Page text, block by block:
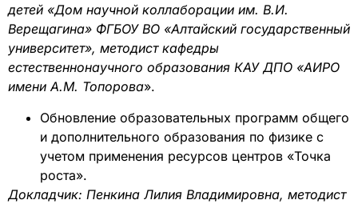
детей «Дом научной коллаборации им. В.И.
Верещагина» ФГБОУ ВО «Алтайский государственный
университет», методист кафедры
естественнонаучного образования КАУ ДПО «АИРО
имени А.М. Топорова».
Обновление образовательных программ общего
и дополнительного образования по физике с
учетом применения ресурсов центров «Точка
роста».
Докладчик: Пенкина Лилия Владимировна, методист